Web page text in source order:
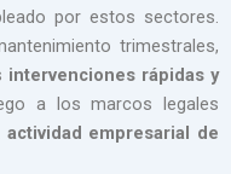
por estos sectores.
trimestrales,
intervenciones rápidas y
a los marcos legales
empresarial de